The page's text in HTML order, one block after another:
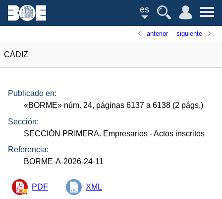
es
anterior siguiente
CÁDIZ
Publicado en:
«BORME» núm. 24, páginas 6137 a 6138 (2 págs.)
Sección:
SECCIÓN PRIMERA. Empresarios - Actos inscritos
Referencia:
BORME-A-2026-24-11
PDF XML